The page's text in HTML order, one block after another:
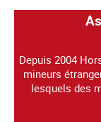
Depuis 2004
mineurs
lesquels des